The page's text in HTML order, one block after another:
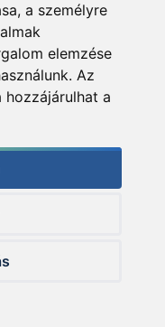
a személyre
elemzése
Az
a